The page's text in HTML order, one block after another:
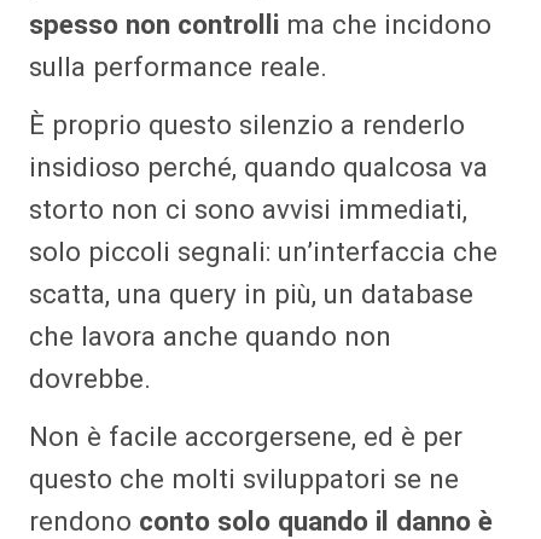
spesso non controlli ma che incidono
sulla performance reale.
È proprio questo silenzio a renderlo
insidioso perché, quando qualcosa va
storto non ci sono avvisi immediati,
solo piccoli segnali: un’interfaccia che
scatta, una query in più, un database
che lavora anche quando non
dovrebbe.
Non è facile accorgersene, ed è per
questo che molti sviluppatori se ne
rendono conto solo quando il danno è